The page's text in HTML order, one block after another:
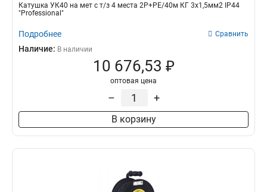
Катушка УК40 на мет с т/з 4 места 2Р+PЕ/40м КГ 3х1,5мм2 IP44
"Professional"
Подробнее Сравнить
Наличие: В наличии
10 676,53 ₽
оптовая цена
– +
В корзину